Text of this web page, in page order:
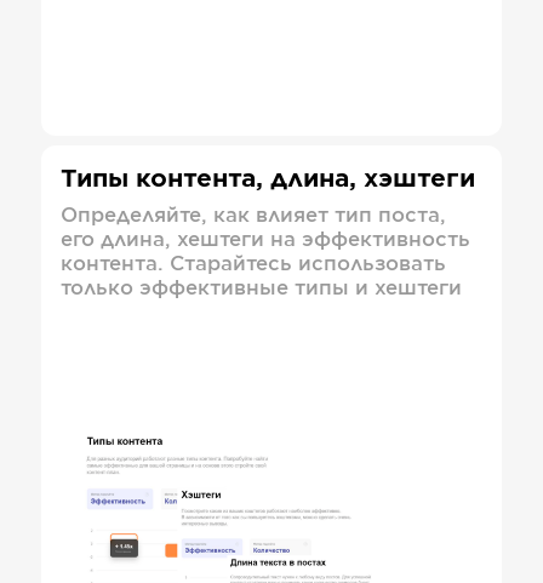
Типы контента, длина, хэштеги
Определяйте, как влияет тип поста,
его длина, хештеги на эффективность
контента. Старайтесь использовать
только эффективные типы и хештеги